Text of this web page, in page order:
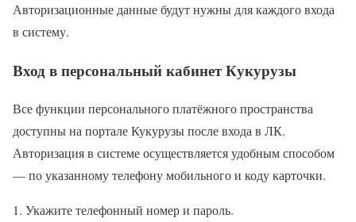
Авторизационные данные будут нужны для каждого входа
в систему.
Вход в персональный кабинет Кукурузы
Все функции персонального платёжного пространства
доступны на портале Кукурузы после входа в ЛК.
Авторизация в системе осуществляется удобным способом
— по указанному телефону мобильного и коду карточки.
Укажите телефонный номер и пароль.